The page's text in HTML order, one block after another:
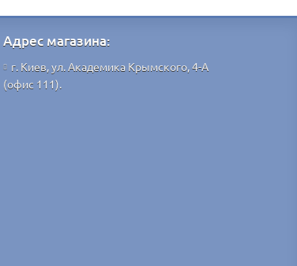
Адрес магазина:
г. Киев, ул. Академика Крымского, 4-А
(офис 111).